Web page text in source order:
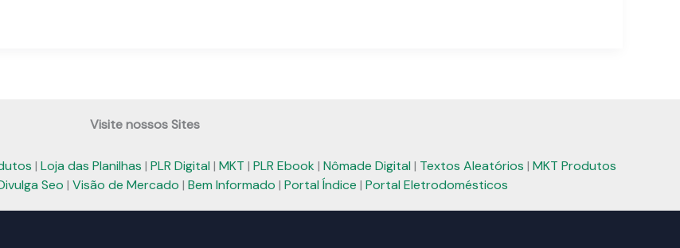
Visite nossos Sites
| Loja das Planilhas | PLR Digital | MKT | PLR Ebook | Nômade Digital | Textos Aleatórios | MKT Produtos
Seo | Visão de Mercado | Bem Informado | Portal Índice | Portal Eletrodomésticos